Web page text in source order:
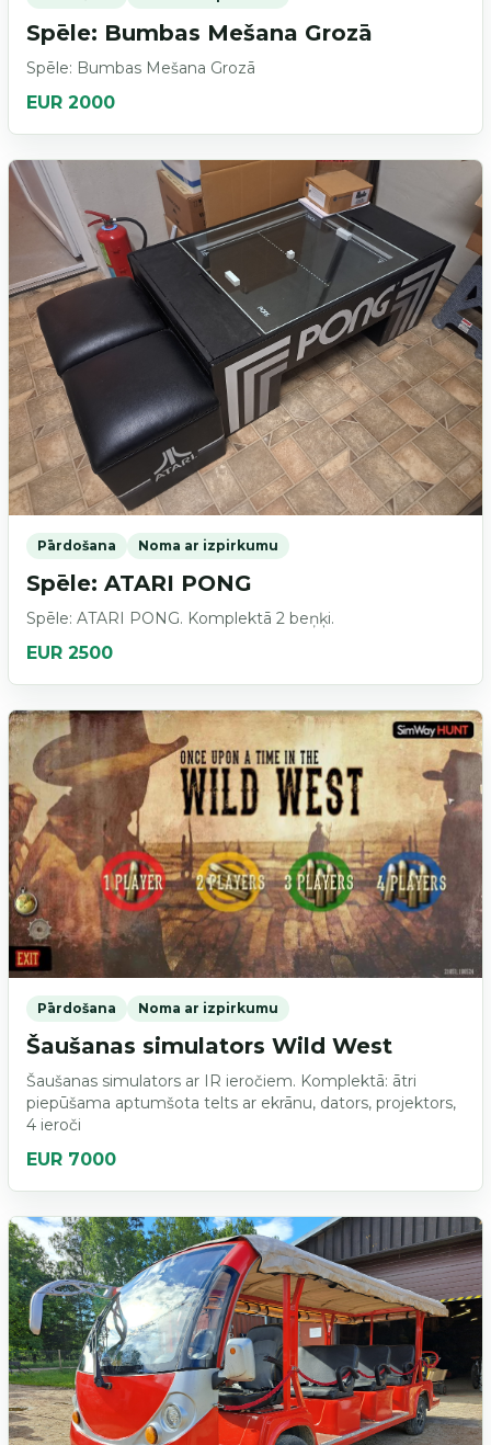
Spēle: Bumbas Mešana Grozā
Spēle: Bumbas Mešana Grozā
EUR 2000
Pārdošana Noma ar izpirkumu
Spēle: ATARI PONG
Spēle: ATARI PONG. Komplektā 2 beņķi.
EUR 2500
Pārdošana Noma ar izpirkumu
Šaušanas simulators Wild West
Šaušanas simulators ar IR ieročiem. Komplektā: ātri
piepūšama aptumšota telts ar ekrānu, dators, projektors,
4 ieroči
EUR 7000